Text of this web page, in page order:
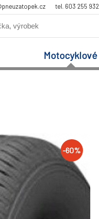
tel. 603 255 932
Motocyklové
-60%